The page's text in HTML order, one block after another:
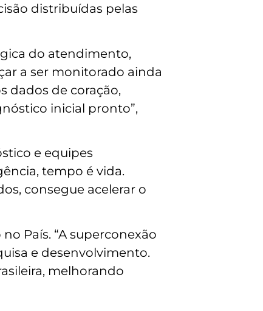
distribuídas pelas
do atendimento,
a ser monitorado ainda
dados de coração,
inicial pronto”,
e equipes
tempo é vida.
consegue acelerar o
País. “A superconexão
e desenvolvimento.
melhorando